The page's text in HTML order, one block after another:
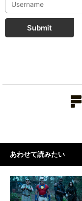
Submit
あわせて読みたい